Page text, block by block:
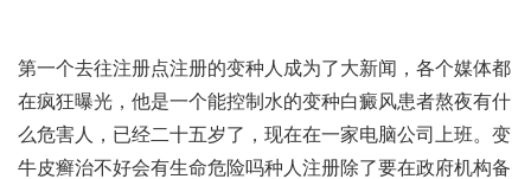
第一个去往注册点注册的变种人成为了大新闻，各个媒体都
在疯狂曝光，他是一个能控制水的变种白癜风患者熬夜有什
么危害 人，已经二十五岁了，现在在一家电脑公司上班。变
牛皮癣治不好会有生命危险吗种人注册除了要在政府机构备